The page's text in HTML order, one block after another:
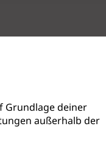
Grundlage deiner
außerhalb der